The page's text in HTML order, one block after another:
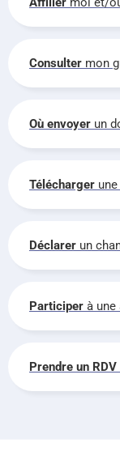
Consulter mon
Où envoyer un
Télécharger
Déclarer un
Participer à une
Prendre un RDV